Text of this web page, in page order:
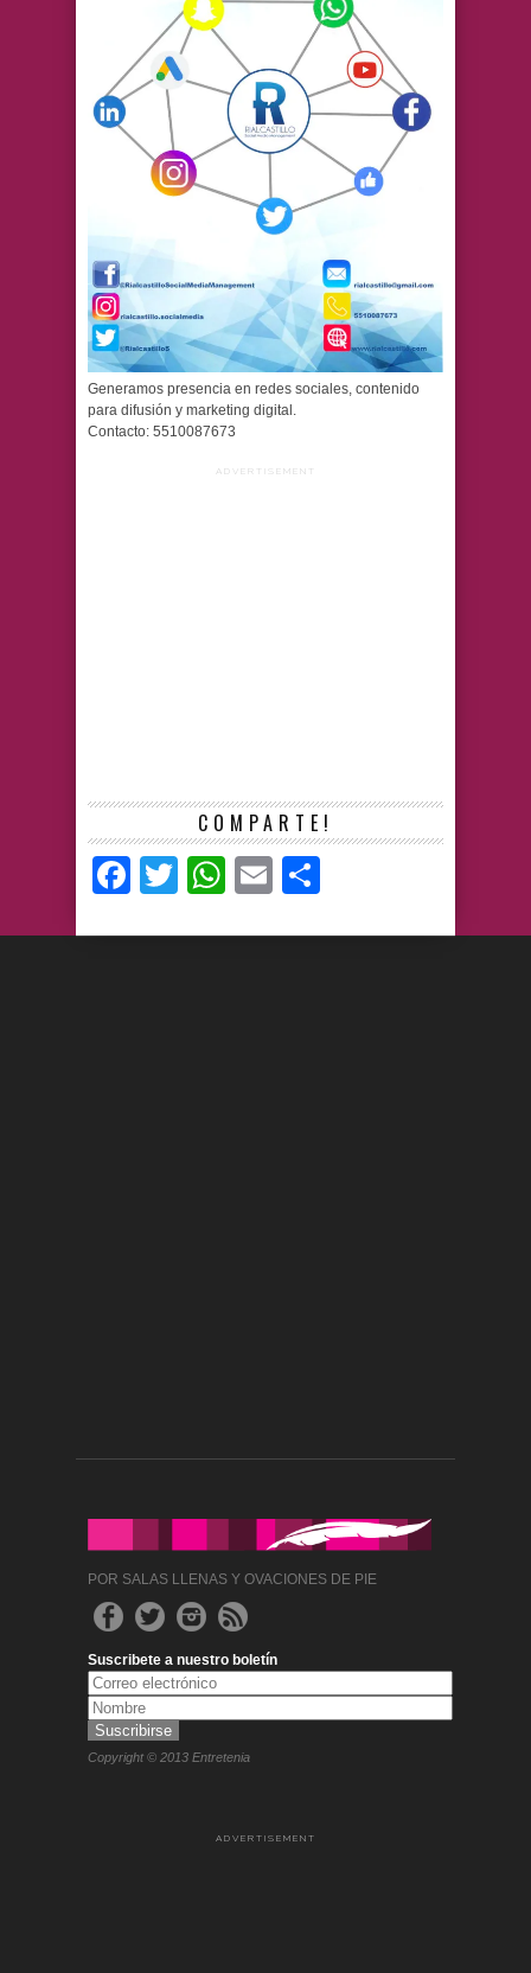
Generamos presencia en redes sociales, contenido
para difusión y marketing digital.
Contacto: 5510087673
ADVERTISEMENT
COMPARTE!
Facebook
TwitterWhatsApp
Email
POR SALAS LLENAS Y OVACIONES DE PIE
Suscribete a nuestro boletín
Copyright © 2013 Entretenia
ADVERTISEMENT